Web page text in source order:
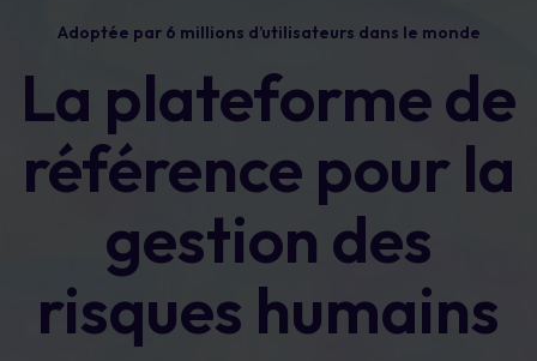
Adoptée par 6 millions d’utilisateurs dans le monde
La plateforme de
référence pour la
gestion des
risques humains